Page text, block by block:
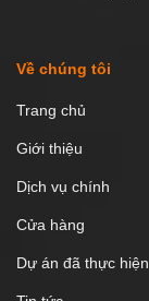
Về chúng tôi
Trang chủ
Giới thiệu
Dịch vụ chính
Cửa hàng
Dự án đã thực hiện